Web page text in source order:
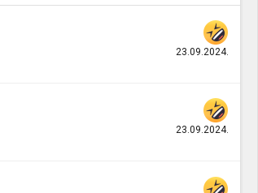
23.09.2024.
23.09.2024.